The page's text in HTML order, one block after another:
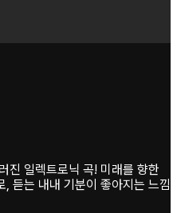
진 일렉트로닉 곡! 미래를 향한
듣는 내내 기분이 좋아지는 느낌